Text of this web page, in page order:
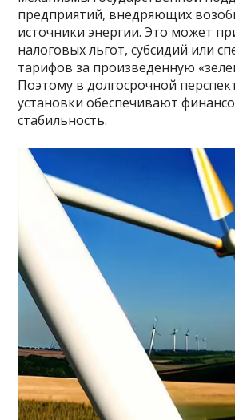
предприятий, внедряющих
источники энергии. Это может
налоговых льгот, субсидий или
тарифов за произведенную
Поэтому в долгосрочной
установки обеспечивают
стабильность.